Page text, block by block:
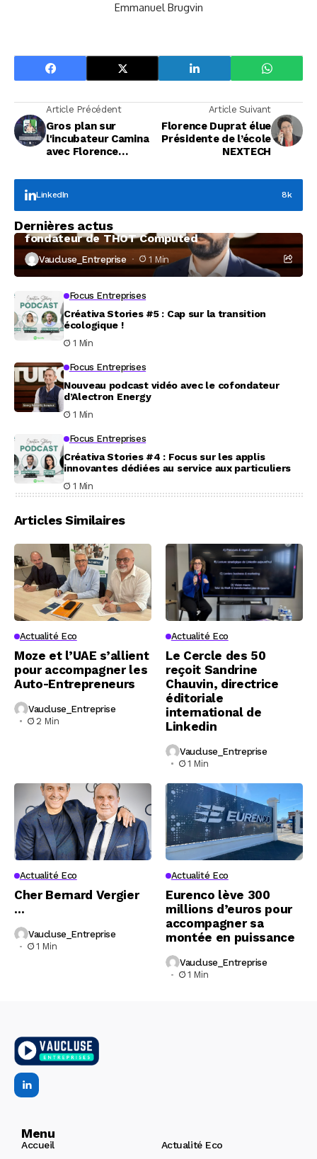
Emmanuel Brugvin
Article Précédent
Gros plan sur
l'incubateur Camina
avec Florence
Article Suivant
Florence Duprat élue
Présidente de l’école
NEXTECH
LinkedIn 8k
Dernières actus
À la rencontre de Christophe Coeffier, dirigeant
fondateur de THOT Computed
Vaucluse_Entreprise 1 Min
Focus Entreprises
Créativa Stories #5 : Cap sur la transition
écologique !
1 Min
Focus Entreprises
Nouveau podcast vidéo avec le cofondateur
d’Alectron Energy
1 Min
Focus Entreprises
Créativa Stories #4 : Focus sur les applis
innovantes dédiées au service aux particuliers
1 Min
Articles Similaires
Actualité Eco
Moze et l’UAE s’allient
pour accompagner les
Auto-Entrepreneurs
Vaucluse_Entreprise
2 Min
Actualité Eco
Le Cercle des 50
reçoit Sandrine
Chauvin, directrice
éditoriale
international de
Linkedin
Vaucluse_Entreprise
1 Min
Actualité Eco
Cher Bernard Vergier
…
Vaucluse_Entreprise
1 Min
Actualité Eco
Eurenco lève 300
millions d’euros pour
accompagner sa
montée en puissance
Vaucluse_Entreprise
1 Min
Menu
Accueil Actualité Eco